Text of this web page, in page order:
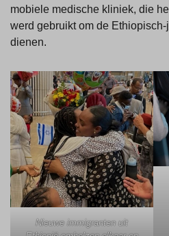
mobiele medische kliniek, die
werd gebruikt om de
dienen.
Nieuwe immigranten uit